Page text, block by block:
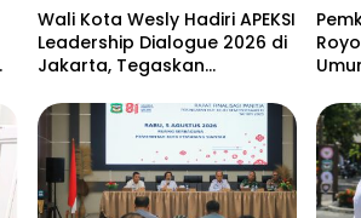
Wali Kota Wesly Hadiri APEKSI
Leadership Dialogue 2026 di
Jakarta, Tegaskan
Pematangsiantar